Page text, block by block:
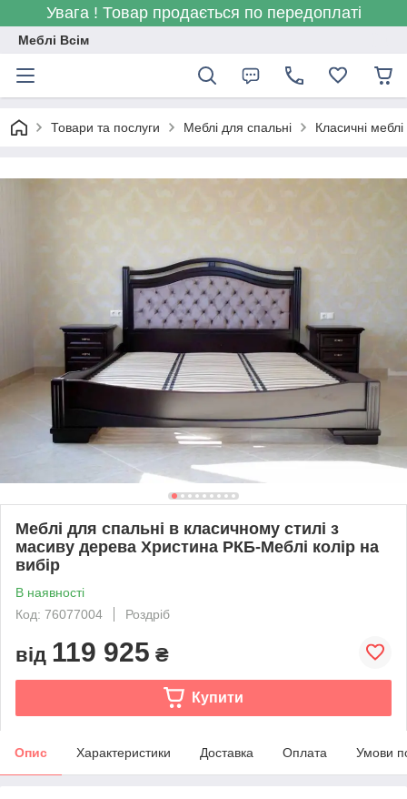
Увага ! Товар продається по передоплаті
Меблі Всім
Товари та послуги Меблі для спальні Класичні
Меблі для спальні в класичному стилі з
масиву дерева Христина РКБ-Меблі колір на
вибір
В наявності
Код: 76077004
Роздріб
від 119 925 ₴
Купити
Опис Характеристики Доставка Оплата Умови